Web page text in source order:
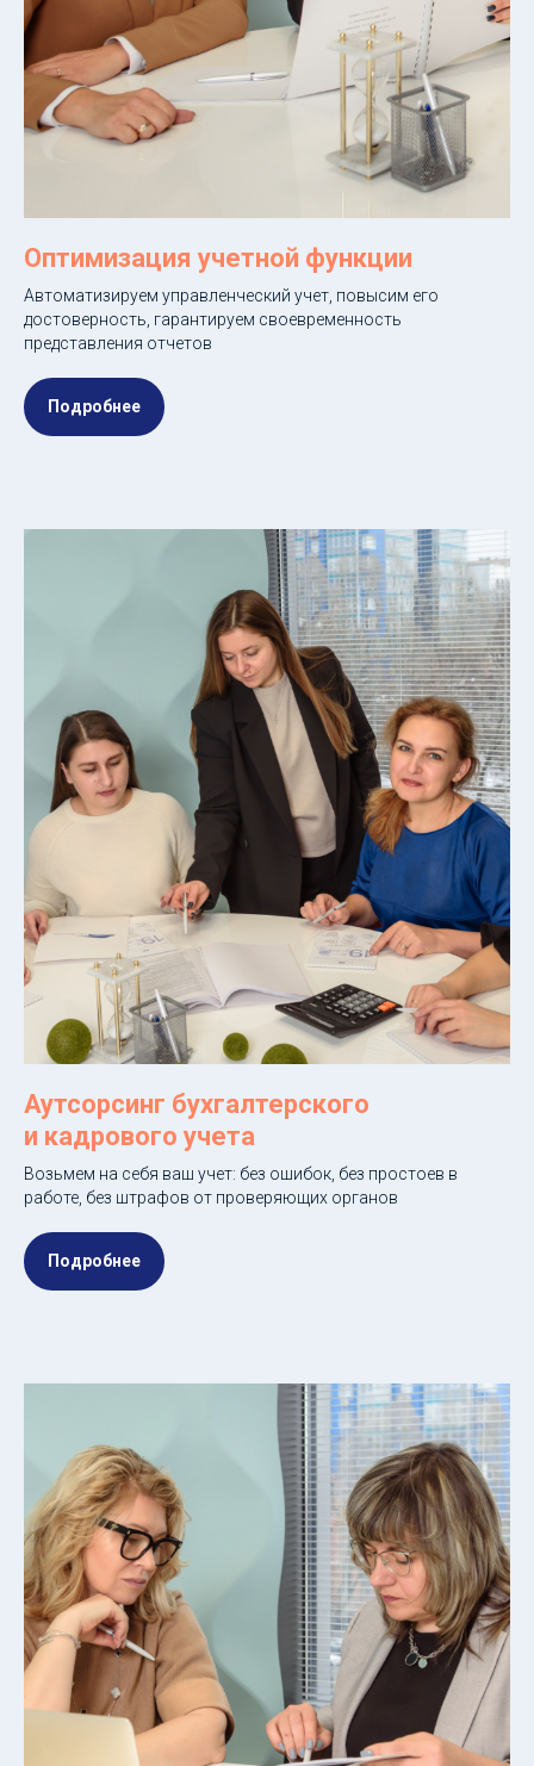
Оптимизация учетной функции
Автоматизируем управленческий учет, повысим его
достоверность, гарантируем своевременность
представления отчетов
Подробнее
Аутсорсинг бухгалтерского
и кадрового учета
Возьмем на себя ваш учет: без ошибок, без простоев в
работе, без штрафов от проверяющих органов
Подробнее